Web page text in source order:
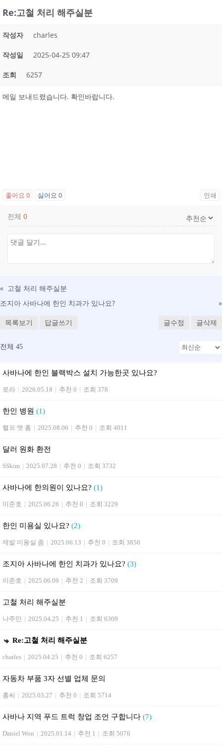
Re:고철 처리 해주실분
작성자 charles
작성일 2025-04-25 09:47
조회 6257
메일 보내드렸습니다. 확인바랍니다.
좋아요 0 싫어요 0 인쇄
전체 0
« 고철 처리 해주실분
조지아 사바나에 한인 치과가 있나요?
»
목록보기 답글쓰기 글수정 글삭제
전체 45
사바나에 한인 블랙박스 설치 가능한곳 있나요?
로라 | 2026.05.18 | 추천 0 | 조회 378
한인 병원 (1)
핼프 앳 홈 | 2025.08.06 | 추천 0 | 조회 4011
달러 원화 환전
SSkim | 2025.07.28 | 추천 0 | 조회 3732
사바나에 한의원이 있나요? (1)
이준호 | 2025.06.26 | 추천 0 | 조회 3229
한인 미용실 있나요? (2)
제발 미용실 좀 | 2025.06.13 | 추천 0 | 조회 3850
조지아 사바나에 한인 치과가 있나요? (3)
이준호 | 2025.06.09 | 추천 2 | 조회 3709
고철 처리 해주실분
나주민 | 2025.04.25 | 추천 1 | 조회 6309
Re:고철 처리 해주실분
charles | 2025.04.25 | 추천 0 | 조회 6257
자동차 부품 3자 선별 업체 문의
홍씨 | 2025.03.27 | 추천 0 | 조회 5714
사바나 지역 푸드 트럭 창업 조언 구합니다 (7)
Daniel Won | 2025.01.14 | 추천 1 | 조회 5076